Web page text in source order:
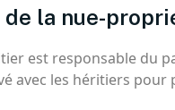
de la nue-
est responsable du
avec les héritiers pour